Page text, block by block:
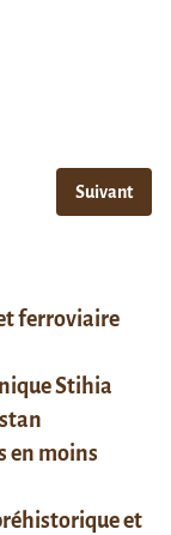
Suivant
ferroviaire
Stihia
en moins
et